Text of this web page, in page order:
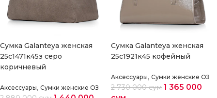
Cумка Galanteya женская
25с1471к45з серо
коричневый
Аксессуары, Сумки женские ОЗ
Cумка Galanteya женская
25с1921к45 кофейный
Аксессуары, Сумки женские ОЗ
2 730 000сум 1 365 000